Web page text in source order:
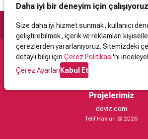
Daha iyi bir deneyim için çalışıyoruz
Size daha iyi hizmet sunmak, kullanıcı
geliştirebilmek, içerik ve reklamları
çerezlerden yararlanıyoruz. Sitemizdeki
detaylı bilgi için Çerez Politikası'nı
Çerez AyarlarıKabul Et
Destek
İletişimYardımKullanıcı Sözleşmesi
Projelerimiz
doviz.com
Telif Hakları © 2026